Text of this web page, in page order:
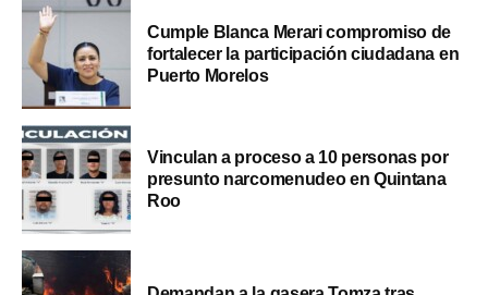
Cumple Blanca Merari compromiso de
fortalecer la participación ciudadana en
Puerto Morelos
Vinculan a proceso a 10 personas por
presunto narcomenudeo en Quintana
Roo